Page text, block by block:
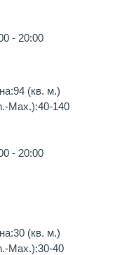
- 20:00
(кв. м.)
Max.):40-140
- 20:00
(кв. м.)
Max.):30-40